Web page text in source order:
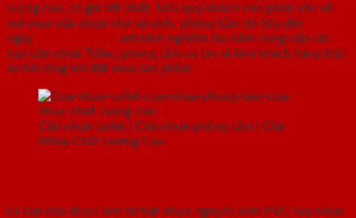
lượng cao, có giá tốt nhất. Nếu quý khách còn phân vân về
nơi mua cửa nhựa nhà vệ sinh, phòng tắm thì hãy đến
ngay
– với kinh nghiệm lâu năm cung cấp các
loại cửa nhựa Toilet, phòng tắm uy tín sẽ làm khách hàng thật
sự hài lòng khi đặt mua sản phẩm.
Cửa nhựa toilet | Cửa nhựa phòng tắm | Cửa
Nhựa Chất Lượng Cao
Là loại cửa được làm từ hạt nhựa nguyên sinh PVC hay nhựa